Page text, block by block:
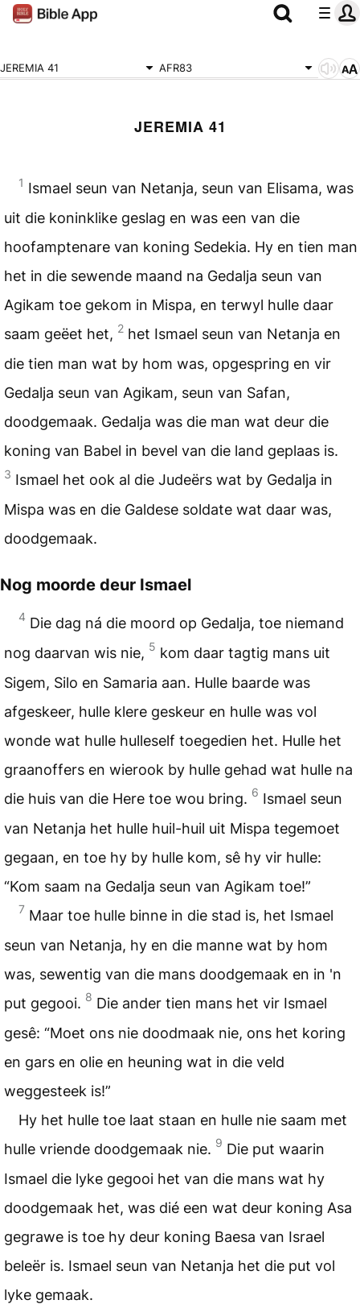
JEREMIA 41 AFR83
JEREMIA 41
1 Ismael seun van Netanja, seun van Elisama, was
uit die koninklike geslag en was een van die
hoofamptenare van koning Sedekia. Hy en tien man
het in die sewende maand na Gedalja seun van
Agikam toe gekom in Mispa, en terwyl hulle daar
saam geëet het, 2 het Ismael seun van Netanja en
die tien man wat by hom was, opgespring en vir
Gedalja seun van Agikam, seun van Safan,
doodgemaak. Gedalja was die man wat deur die
koning van Babel in bevel van die land geplaas is.
3 Ismael het ook al die Judeërs wat by Gedalja in
Mispa was en die Galdese soldate wat daar was,
doodgemaak.
Nog moorde deur Ismael
4 Die dag ná die moord op Gedalja, toe niemand
nog daarvan wis nie, 5 kom daar tagtig mans uit
Sigem, Silo en Samaria aan. Hulle baarde was
afgeskeer, hulle klere geskeur en hulle was vol
wonde wat hulle hulleself toegedien het. Hulle het
graanoffers en wierook by hulle gehad wat hulle na
die huis van die Here toe wou bring. 6 Ismael seun
van Netanja het hulle huil-huil uit Mispa tegemoet
gegaan, en toe hy by hulle kom, sê hy vir hulle:
“Kom saam na Gedalja seun van Agikam toe!”
7 Maar toe hulle binne in die stad is, het Ismael
seun van Netanja, hy en die manne wat by hom
was, sewentig van die mans doodgemaak en in 'n
put gegooi. 8 Die ander tien mans het vir Ismael
gesê: “Moet ons nie doodmaak nie, ons het koring
en gars en olie en heuning wat in die veld
weggesteek is!”
Hy het hulle toe laat staan en hulle nie saam met
hulle vriende doodgemaak nie. 9 Die put waarin
Ismael die lyke gegooi het van die mans wat hy
doodgemaak het, was dié een wat deur koning Asa
gegrawe is toe hy deur koning Baesa van Israel
beleër is. Ismael seun van Netanja het die put vol
lyke gemaak.